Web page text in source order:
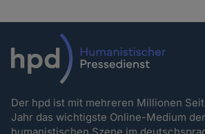
Der hpd ist mit mehreren Millionen
Jahr das wichtigste Online-Medium
humanistischen Szene im